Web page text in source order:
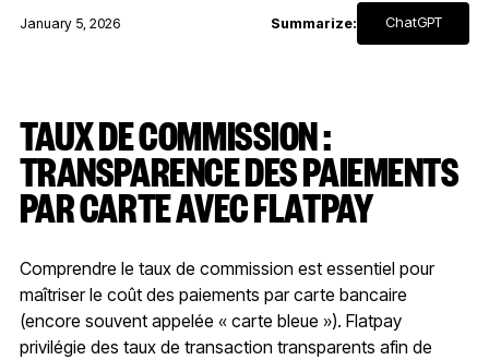
January 5, 2026 Summarize: ChatGPT
TAUX DE COMMISSION :
TRANSPARENCE DES PAIEMENTS
PAR CARTE AVEC FLATPAY
Comprendre le taux de commission est essentiel pour
maîtriser le coût des paiements par carte bancaire
(encore souvent appelée « carte bleue »). Flatpay
privilégie des taux de transaction transparents afin de